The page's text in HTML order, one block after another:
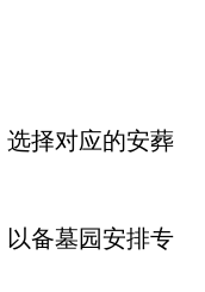
择对应的安葬
备墓园安排专